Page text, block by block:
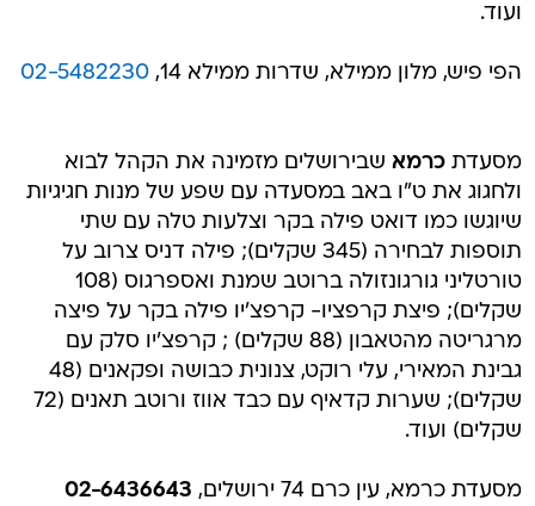
ועוד.
הפי פיש, מלון ממילא, שדרות ממילא 14, 02-5482230
מסעדתכרמא שבירושלים מזמינה את הקהל לבוא
ולחגוג את ט"ו באב במסעדה עם שפע של מנות חגיגיות
שיוגשו כמו דואט פילה בקר וצלעות טלה עם שתי
תוספות לבחירה (345 שקלים); פילה דניס צרוב על
טורטליני גורגונזולה ברוטב שמנת ואספרגוס (108
שקלים); פיצת קרפציו- קרפצ'יו פילה בקר על פיצה
מרגריטה מהטאבון (88 שקלים) ; קרפצ'יו סלק עם
גבינת המאירי, עלי רוקט, צנונית כבושה ופקאנים (48
שקלים); שערות קדאיף עם כבד אווז ורוטב תאנים (72
שקלים) ועוד.
מסעדת כרמא, עין כרם 74 ירושלים, 02-6436643